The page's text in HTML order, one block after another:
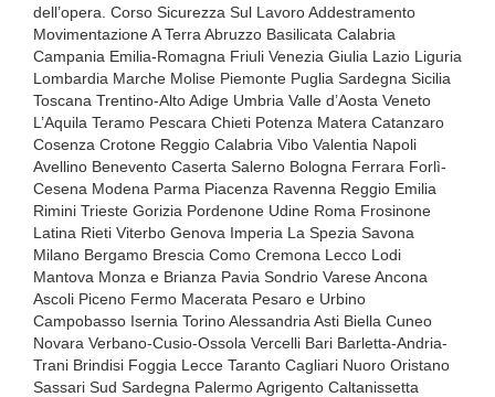
dell’opera. Corso Sicurezza Sul Lavoro Addestramento
Movimentazione A Terra Abruzzo Basilicata Calabria
Campania Emilia-Romagna Friuli Venezia Giulia Lazio Liguria
Lombardia Marche Molise Piemonte Puglia Sardegna Sicilia
Toscana Trentino-Alto Adige Umbria Valle d’Aosta Veneto
L’Aquila Teramo Pescara Chieti Potenza Matera Catanzaro
Cosenza Crotone Reggio Calabria Vibo Valentia Napoli
Avellino Benevento Caserta Salerno Bologna Ferrara Forlì-
Cesena Modena Parma Piacenza Ravenna Reggio Emilia
Rimini Trieste Gorizia Pordenone Udine Roma Frosinone
Latina Rieti Viterbo Genova Imperia La Spezia Savona
Milano Bergamo Brescia Como Cremona Lecco Lodi
Mantova Monza e Brianza Pavia Sondrio Varese Ancona
Ascoli Piceno Fermo Macerata Pesaro e Urbino
Campobasso Isernia Torino Alessandria Asti Biella Cuneo
Novara Verbano-Cusio-Ossola Vercelli Bari Barletta-Andria-
Trani Brindisi Foggia Lecce Taranto Cagliari Nuoro Oristano
Sassari Sud Sardegna Palermo Agrigento Caltanissetta